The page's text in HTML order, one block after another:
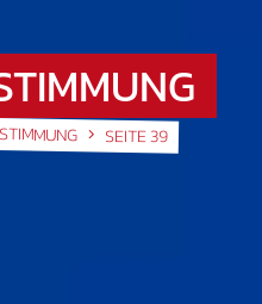
SEITE 39